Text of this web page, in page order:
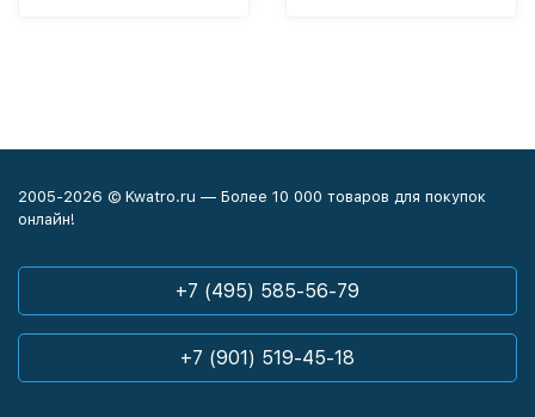
2005-2026 © Kwatro.ru — Более 10 000 товаров для покупок
онлайн!
+7 (495) 585-56-79
+7 (901) 519-45-18